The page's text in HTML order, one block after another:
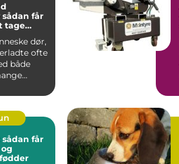
tage
dør,
ofte
både
får